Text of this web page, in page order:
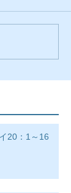
20：1～16